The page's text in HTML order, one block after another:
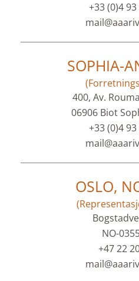
+33 (0)4
SOPHIA-
400, Av.
06906 Biot
+33 (0)4
OSLO,
NO-
+47 22